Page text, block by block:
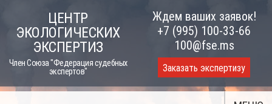
content
ЦЕНТР
ЭКОЛОГИЧЕСКИХ
ЭКСПЕРТИЗ
Член Союза "Федерация судебных
экспертов"
Ждем ваших заявок!
+7 (995) 100-33-66
100@fse.ms
Заказать экспертизу